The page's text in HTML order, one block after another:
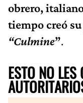
obrero,
tiempo creó
“Culmine”.
ESTO NO